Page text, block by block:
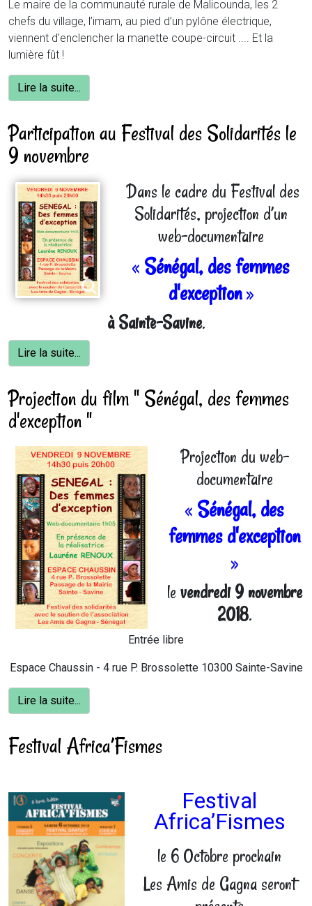
Le maire de la communauté rurale de Malicounda, les 2
chefs du village, l’imam, au pied d’un pylône électrique,
viennent d’enclencher la manette coupe-circuit .... Et la
lumière fût !
Lire la suite...
Participation au Festival des Solidarités le
9 novembre
Dans le cadre du Festival des
Solidarités, projection d’un
web-documentaire
« Sénégal, des femmes
d'exception»
à Sainte-Savine.
Lire la suite...
Projection du film " Sénégal, des femmes
d'exception "
Projection du web-
documentaire
« Sénégal, des
femmes d'exception
»
le vendredi 9 novembre
2018.
Entrée libre
Espace Chaussin - 4 rue P. Brossolette 10300 Sainte-Savine
Lire la suite...
Festival Africa’Fismes
Festival
Africa’Fismes
le 6 Octobre prochain
Les Amis de Gagna seront